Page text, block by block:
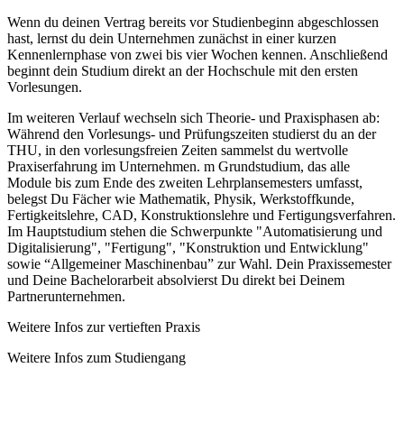
Wenn du deinen Vertrag bereits vor Studienbeginn abgeschlossen
hast, lernst du dein Unternehmen zunächst in einer kurzen
Kennenlernphase von zwei bis vier Wochen kennen. Anschließend
beginnt dein Studium direkt an der Hochschule mit den ersten
Vorlesungen.
Im weiteren Verlauf wechseln sich Theorie- und Praxisphasen ab:
Während den Vorlesungs- und Prüfungszeiten studierst du an der
THU, in den vorlesungsfreien Zeiten sammelst du wertvolle
Praxiserfahrung im Unternehmen. m Grundstudium, das alle
Module bis zum Ende des zweiten Lehrplansemesters umfasst,
belegst Du Fächer wie Mathematik, Physik, Werkstoffkunde,
Fertigkeitslehre, CAD, Konstruktionslehre und Fertigungsverfahren.
Im Hauptstudium stehen die Schwerpunkte "Automatisierung und
Digitalisierung", "Fertigung", "Konstruktion und Entwicklung"
sowie “Allgemeiner Maschinenbau” zur Wahl. Dein Praxissemester
und Deine Bachelorarbeit absolvierst Du direkt bei Deinem
Partnerunternehmen.
Weitere Infos zur vertieften Praxis
Weitere Infos zum Studiengang